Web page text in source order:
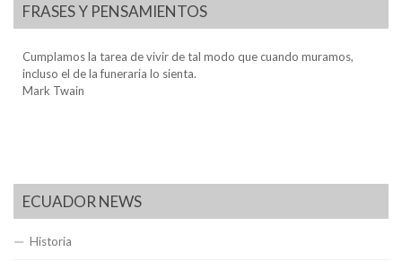
FRASES Y PENSAMIENTOS
Cumplamos la tarea de vivir de tal modo que cuando muramos,
incluso el de la funeraria lo sienta.
Mark Twain
ECUADOR NEWS
Historia